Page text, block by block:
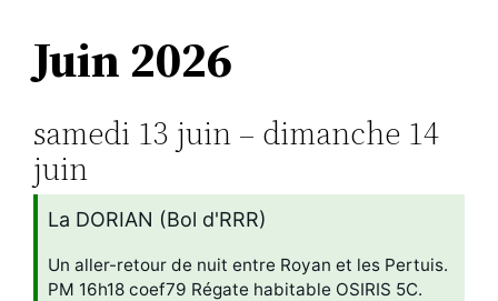
Juin 2026
samedi 13 juin – dimanche 14
juin
La DORIAN (Bol d'RRR)
Un aller-retour de nuit entre Royan et les Pertuis.
PM 16h18 coef79 Régate habitable OSIRIS 5C.